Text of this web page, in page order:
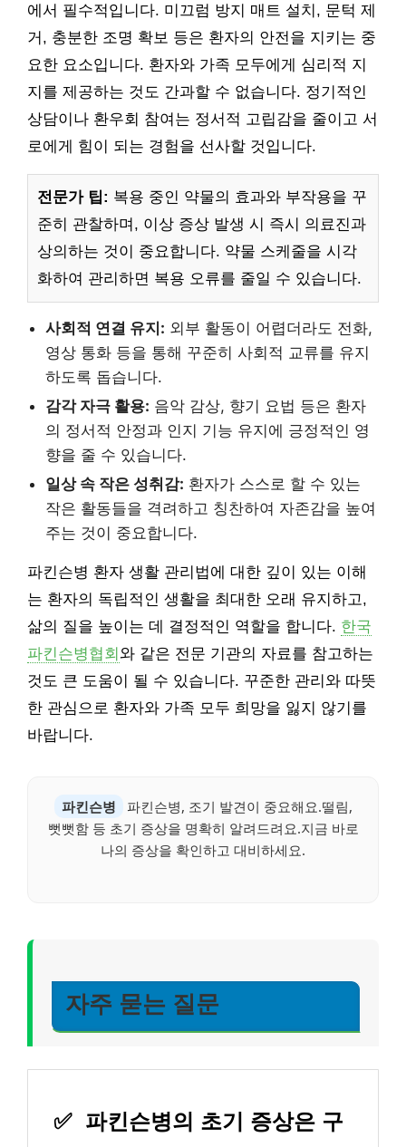
에서 필수적입니다. 미끄럼 방지 매트 설치, 문턱 제
거, 충분한 조명 확보 등은 환자의 안전을 지키는 중
요한 요소입니다. 환자와 가족 모두에게 심리적 지
지를 제공하는 것도 간과할 수 없습니다. 정기적인
상담이나 환우회 참여는 정서적 고립감을 줄이고 서
로에게 힘이 되는 경험을 선사할 것입니다.
전문가 팁: 복용 중인 약물의 효과와 부작용을 꾸
준히 관찰하며, 이상 증상 발생 시 즉시 의료진과
상의하는 것이 중요합니다. 약물 스케줄을 시각
화하여 관리하면 복용 오류를 줄일 수 있습니다.
사회적 연결 유지: 외부 활동이 어렵더라도 전화,
영상 통화 등을 통해 꾸준히 사회적 교류를 유지
하도록 돕습니다.
감각 자극 활용: 음악 감상, 향기 요법 등은 환자
의 정서적 안정과 인지 기능 유지에 긍정적인 영
향을 줄 수 있습니다.
일상 속 작은 성취감: 환자가 스스로 할 수 있는
작은 활동들을 격려하고 칭찬하여 자존감을 높여
주는 것이 중요합니다.
파킨슨병 환자 생활 관리법에 대한 깊이 있는 이해
는 환자의 독립적인 생활을 최대한 오래 유지하고,
삶의 질을 높이는 데 결정적인 역할을 합니다. 한국
파킨슨병협회 와 같은 전문 기관의 자료를 참고하는
것도 큰 도움이 될 수 있습니다. 꾸준한 관리와 따뜻
한 관심으로 환자와 가족 모두 희망을 잃지 않기를
바랍니다.
파킨슨병
파킨슨병, 조기 발견이 중요해요.떨림,
뻣뻣함 등 초기 증상을 명확히 알려드려요.지금 바로
나의 증상을 확인하고 대비하세요.
자주 묻는 질문
✅ 파킨슨병의 초기 증상은 구